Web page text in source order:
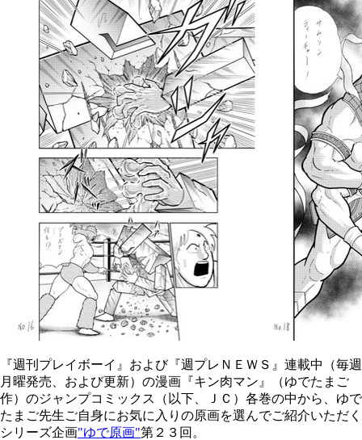
『週刊プレイボーイ』および『週プレＮＥＷＳ』連載中（毎週
月曜発売、および更新）の漫画『キン肉マン』（ゆでたまご
作）のジャンプコミックス（以下、ＪＣ）各巻の中から、ゆで
たまご先生ご自身にお気に入りの原画を選んでご紹介いただく
シリーズ企画"ゆで原画"第２３回。